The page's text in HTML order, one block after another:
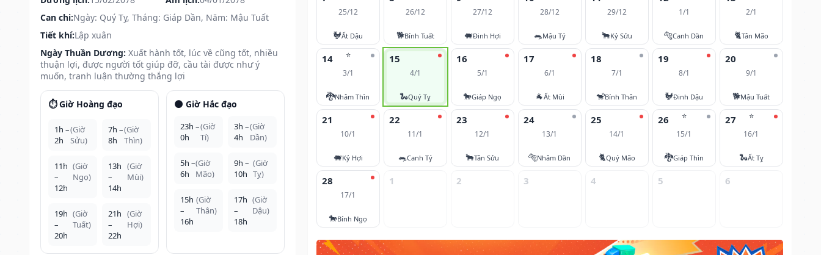
Can chi:Ngày: Quý Tỵ, Tháng: Giáp Dần, Năm: Mậu Tuất
Tiết khí:Lập xuân
Ngày Thuần Dương: Xuất hành tốt, lúc về cũng tốt, nhiều
thuận lợi, được người tốt giúp đỡ, cầu tài được như ý
muốn, tranh luận thường thắng lợi
⏱️ Giờ Hoàng đạo
1h –
2h
(Giờ
Sửu)
7h –
8h
(Giờ
Thìn)
11h
–
12h
(Giờ
Ngọ)
13h
–
14h
(Giờ
Mùi)
19h
–
20h
(Giờ
Tuất)
21h
–
22h
(Giờ
Hợi)
🌑 Giờ Hắc đạo
23h –
0h
(Giờ
Tí)
3h –
4h
(Giờ
Dần)
5h –
6h
(Giờ
Mão)
9h –
10h
(Giờ
Tỵ)
15h
–
16h
(Giờ
Thân)
17h
–
18h
(Giờ
Dậu)
25/12
🐓Ất Dậu
26/12
🐕Bính Tuất
27/12
🐖Đinh Hợi
28/12
🐀Mậu Tý
29/12
🐂Kỷ Sửu
1/1
🐅Canh Dần
2/1
🐈Tân Mão
⭐
14
3/1
🐉Nhâm Thìn
15
4/1
🐍Quý Tỵ
16
5/1
🐎Giáp Ngọ
17
6/1
🐐Ất Mùi
18
7/1
🐒Bính Thân
19
8/1
🐓Đinh Dậu
20
9/1
🐕Mậu Tuất
21
10/1
🐖Kỷ Hợi
22
11/1
🐀Canh Tý
23
12/1
🐂Tân Sửu
24
13/1
🐅Nhâm Dần
25
14/1
🐈Quý Mão
⭐
26
15/1
🐉Giáp Thìn
⭐
27
16/1
🐍Ất Tỵ
28
17/1
🐎Bính Ngọ
1 2 3 4 5 6